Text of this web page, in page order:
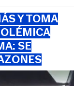
Y TOMA
SE